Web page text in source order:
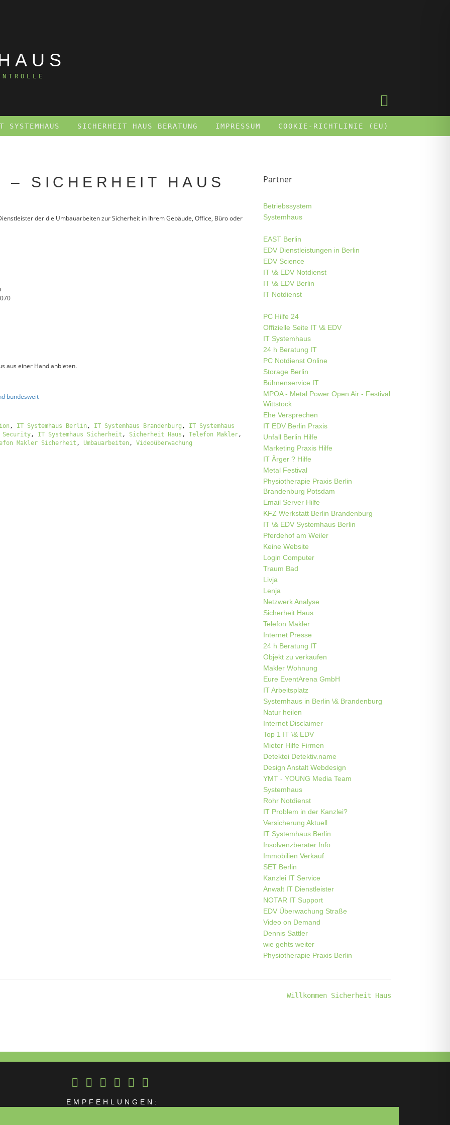
SYSTEMHAUS SICHERHEIT HAUS BERATUNG IMPRESSUM COOKIE-RICHTLINIE (EU)
– SICHERHEIT HAUS
der die Umbauarbeiten zur Sicherheit in Ihrem Gebäude, Office, Büro oder
aus einer Hand anbieten.
bundesweit
, IT Systemhaus Berlin, IT Systemhaus Brandenburg , IT Systemhaus
Security, IT Systemhaus Sicherheit , Sicherheit Haus , Telefon Makler,
Makler Sicherheit , Umbauarbeiten, Videoüberwachung
Partner
Betriebssystem
Systemhaus
EAST Berlin
EDV Dienstleistungen in Berlin
EDV Science
IT \& EDV Notdienst
IT \& EDV Berlin
IT Notdienst
PC Hilfe 24
Offizielle Seite IT \& EDV
IT Systemhaus
24 h Beratung IT
PC Notdienst Online
Storage Berlin
Bühnenservice IT
MPOA - Metal Power Open Air - Festival
Wittstock
Ehe Versprechen
IT EDV Berlin Praxis
Unfall Berlin Hilfe
Marketing Praxis Hilfe
IT Ärger ? Hilfe
Metal Festival
Physiotherapie Praxis Berlin
Brandenburg Potsdam
Email Server Hilfe
KFZ Werkstatt Berlin Brandenburg
IT \& EDV Systemhaus Berlin
Pferdehof am Weiler
Keine Website
Login Computer
Traum Bad
Livja
Lenja
Netzwerk Analyse
Sicherheit Haus
Telefon Makler
Internet Presse
24 h Beratung IT
Objekt zu verkaufen
Makler Wohnung
Eure EventArena GmbH
IT Arbeitsplatz
Systemhaus in Berlin \& Brandenburg
Natur heilen
Internet Disclaimer
Top 1 IT \& EDV
Mieter Hilfe Firmen
Detektei Detektiv.name
Design Anstalt Webdesign
YMT - YOUNG Media Team
Systemhaus
Rohr Notdienst
IT Problem in der Kanzlei?
Versicherung Aktuell
IT Systemhaus Berlin
Insolvenzberater Info
Immobilien Verkauf
SET Berlin
Kanzlei IT Service
Anwalt IT Dienstleister
NOTAR IT Support
EDV Überwachung Straße
Video on Demand
Dennis Sattler
wie gehts weiter
Physiotherapie Praxis Berlin
Willkommen Sicherheit Haus
EMPFEHLUNGEN: